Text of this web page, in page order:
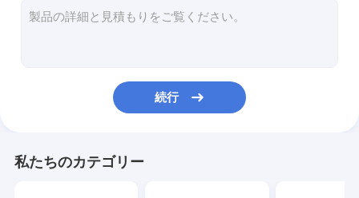
麻酔器人工呼吸器
続行
私たちのカテゴリー